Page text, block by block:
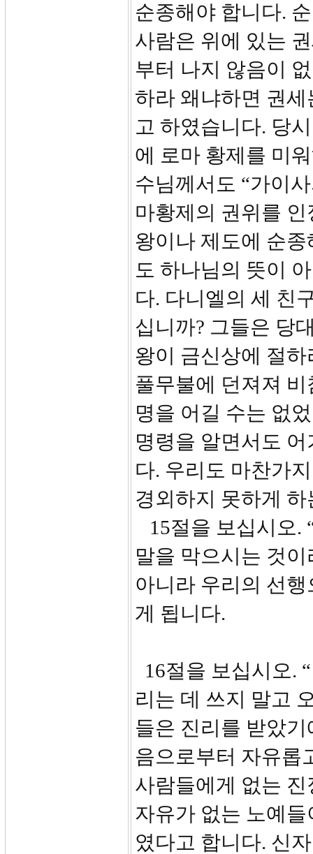
순종해야 합니다.
사람은 위에 있는
부터 나지 않음이
하라 왜냐하면 권
고 하였습니다. 당
에 로마 황제를 미
수님께서도 “가이
마황제의 권위를
왕이나 제도에 순
도 하나님의 뜻이
다. 다니엘의 세 친
십니까? 그들은 당
왕이 금신상에 절
풀무불에 던져져
명을 어길 수는 없
명령을 알면서도
다. 우리도 마찬가
경외하지 못하게
15절을 보십시오.
말을 막으시는 것
아니라 우리의 선
게 됩니다.
16절을 보십시오.
리는 데 쓰지 말고
들은 진리를 받았
음으로부터 자유롭
사람들에게 없는
자유가 없는 노예
였다고 합니다. 신